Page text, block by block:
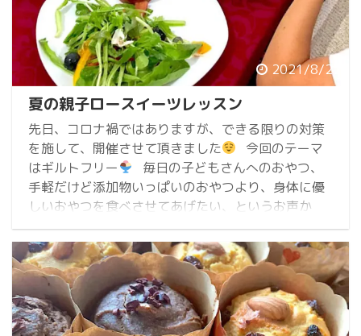
2021/8/22
夏の親子ロースイーツレッスン
先日、コロナ禍ではありますが、できる限りの対策
を施して、開催させて頂きました
今回のテーマ
はギルトフリー
毎日の子どもさんへのおやつ、
手軽だけど添加物いっぱいのおやつより、身体に優
しいおやつを食べさせてあげたい、というお声か
ら、事前におやつの好みなど伺いメニュー決めから
行い、レッスンさせていただきました。
野菜と
果物ソースのベジフルパンナコッタ
新作です!! 乳
製品、砂糖、卵、グルテン不使用でもと ...